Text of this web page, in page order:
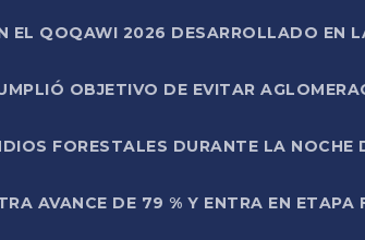
EL QOQAWI 2026 DESARROLLADO EN
OBJETIVO DE EVITAR
FORESTALES DURANTE LA NOCHE
AVANCE DE 79 % Y ENTRA EN